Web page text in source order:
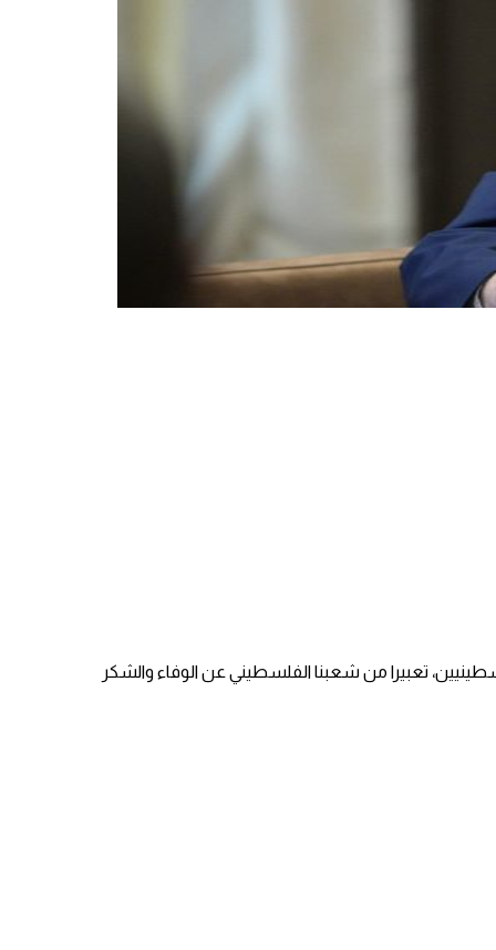
تعبيرا من شعبنا الفلسطيني عن الوفاء والشكر